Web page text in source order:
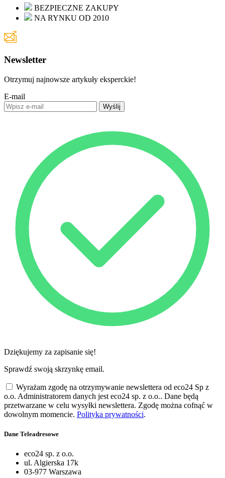
BEZPIECZNE ZAKUPY
NA RYNKU OD 2010
Newsletter
Otrzymuj najnowsze artykuły eksperckie!
E-mail
Wyślij
Dziękujemy za zapisanie się!
Sprawdź swoją skrzynkę email.
Wyrażam zgodę na otrzymywanie newslettera od eco24 Sp z
o.o. Administratorem danych jest eco24 sp. z o.o.. Dane będą
przetwarzane w celu wysyłki newslettera. Zgodę można cofnąć w
dowolnym momencie. Polityka prywatności.
Dane Teleadresowe
eco24 sp. z o.o.
ul. Algierska 17k
03-977 Warszawa